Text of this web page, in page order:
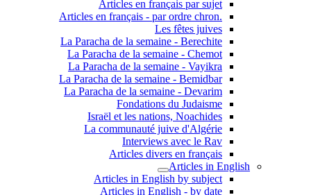
Articles en français par sujet
.Articles en français - par ordre chron
Les fêtes juives
La Paracha de la semaine - Berechite
La Paracha de la semaine - Chemot
La Paracha de la semaine - Vayikra
La Paracha de la semaine - Bemidbar
La Paracha de la semaine - Devarim
Fondations du Judaisme
Israël et les nations, Noachides
La communauté juive d'Algérie
Interviews avec le Rav
Articles divers en français
Articles in English
Articles in English by subject
Articles in English - by date